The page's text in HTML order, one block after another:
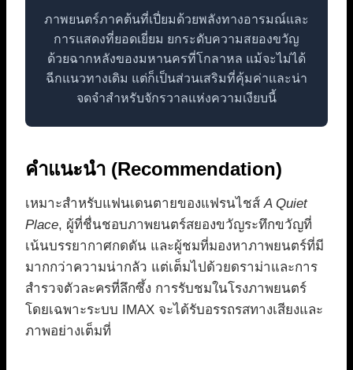
ภาพยนตร์ภาคต้นที่เปี่ยมด้วยพลังทางอารมณ์และ
การแสดงที่ยอดเยี่ยม ยกระดับความสยองขวัญ
ด้วยฉากหลังของมหานครที่โกลาหล แม้จะไม่ได้
ฉีกแนวทางเดิม แต่ก็เป็นส่วนเสริมที่คุ้มค่าและน่า
จดจำสำหรับจักรวาลแห่งความเงียบนี้
คำแนะนำ (Recommendation)
เหมาะสำหรับแฟนเดนตายของแฟรนไชส์A Quiet
Place, ผู้ที่ชื่นชอบภาพยนตร์สยองขวัญระทึกขวัญที่
เน้นบรรยากาศกดดัน และผู้ชมที่มองหาภาพยนตร์ที่มี
มากกว่าความน่ากลัว แต่เต็มไปด้วยดราม่าและการ
สำรวจตัวละครที่ลึกซึ้ง การรับชมในโรงภาพยนตร์
โดยเฉพาะระบบ IMAX จะได้รับอรรถรสทางเสียงและ
ภาพอย่างเต็มที่